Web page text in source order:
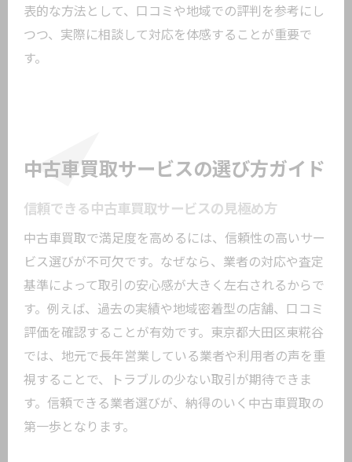
表的な方法として、口コミや地域での評判を参考にし
つつ、実際に相談して対応を体感することが重要で
す。
中古車買取サービスの選び方ガイド
信頼できる中古車買取サービスの見極め方
中古車買取で満足度を高めるには、信頼性の高いサー
ビス選びが不可欠です。なぜなら、業者の対応や査定
基準によって取引の安心感が大きく左右されるからで
す。例えば、過去の実績や地域密着型の店舗、口コミ
評価を確認することが有効です。東京都大田区東糀谷
では、地元で長年営業している業者や利用者の声を重
視することで、トラブルの少ない取引が期待できま
す。信頼できる業者選びが、納得のいく中古車買取の
第一歩となります。